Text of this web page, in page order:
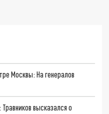
Москвы: На генералов
высказался о